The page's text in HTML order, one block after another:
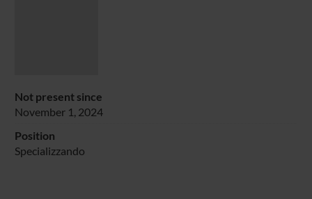
Not present since
November 1, 2024
Position
Specializzando